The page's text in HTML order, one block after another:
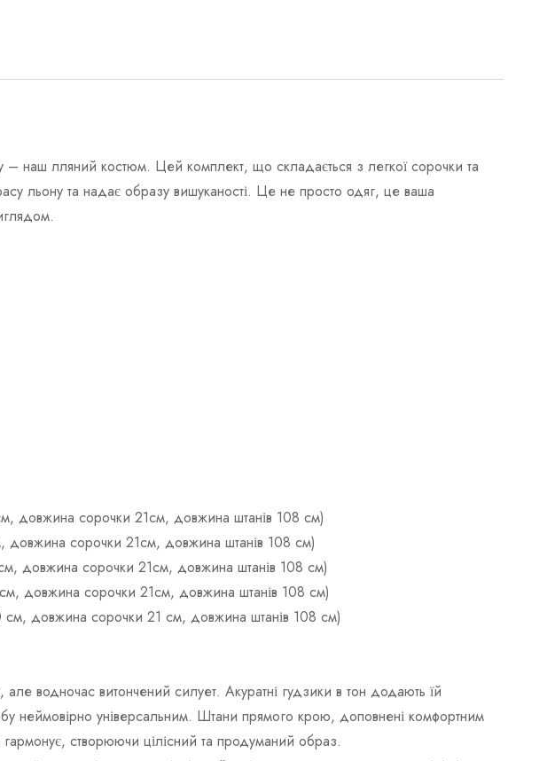
– наш лляний костюм. Цей комплект, що складається з легкої сорочки та
льону та надає образу вишуканості. Це не просто одяг, це ваша
довжина сорочки 21см, довжина штанів 108 см)
довжина сорочки 21см, довжина штанів 108 см)
довжина сорочки 21см, довжина штанів 108 см)
довжина сорочки 21см, довжина штанів 108 см)
см, довжина сорочки 21 см, довжина штанів 108 см)
водночас витончений силует. Акуратні гудзики в тон додають їй
неймовірно універсальним. Штани прямого крою, доповнені комфортним
створюючи цілісний та продуманий образ.